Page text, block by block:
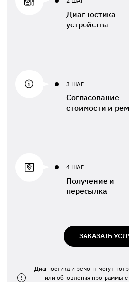
Диагностика
устройства
3 ШАГ
Согласование
стоимости и
4 ШАГ
Получение и
пересылка
ЗАКАЗАТЬ
!
Диагностика и ремонт могут
или обновления программы